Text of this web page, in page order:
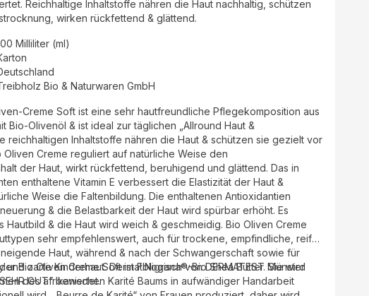
Reichhaltige Inhaltstoffe nähren die Haut nachhaltig, schützen
wirken rückfettend & glättend.
Milliliter (ml)
Bio & Naturwaren GmbH
Bio-Olivenöl & ist ideal zur täglichen „Allround Haut &
Oliven Creme reguliert auf natürliche Weise den
beruhigend und glättend. Das in
E verbessert die Elastizität der Haut &
& die Belastbarkeit der Haut wird spürbar erhöht. Es
& die Haut wird weich & geschmeidig. Bio Oliven Creme
sehr empfehlenswert, auch für trockene, empfindliche, reife
Haut, während & nach der Schwangerschaft sowie für
und zarte Kinderhaut. Dermatologisch von DERMATEST Münster
GUT“ bewertet.
Bio Oliven Creme Soft ist FINigrana®-Bio Shea Butter. Sie wird
des afrikanischen Karité Baums in aufwändiger Handarbeit